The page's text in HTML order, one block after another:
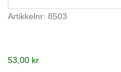
Artikkelnr: 8503
53,00 kr